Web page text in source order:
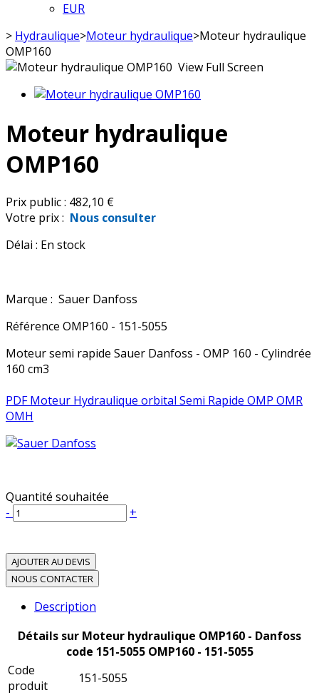
EUR
> Hydraulique>Moteur hydraulique>Moteur hydraulique
OMP160
View Full Screen
Moteur hydraulique
OMP160
Prix public : 482,10 €
Votre prix : Nous consulter
Délai : En stock
Marque : Sauer Danfoss
Référence OMP160 - 151-5055
Moteur semi rapide Sauer Danfoss - OMP 160 - Cylindrée
160 cm3
PDF Moteur Hydraulique orbital Semi Rapide OMP OMR
OMH
Quantité souhaitée
-
+
AJOUTER AU DEVIS
NOUS CONTACTER
Description
Détails sur Moteur hydraulique OMP160 - Danfoss
code 151-5055 OMP160 - 151-5055
Code
produit
151-5055